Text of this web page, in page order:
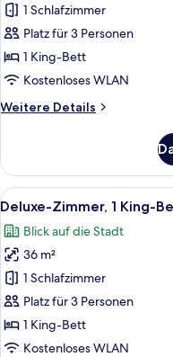
Zimmer,
1 King-
Bett,
Meerblick
anzeigen
1 Schlafzimmer
Platz für 3 Personen
1 King-Bett
Kostenloses WLAN
Weitere Details
Weitere
Zimmer,
1 King-
Bett,
(Balcony)
Alle
Fotos
für
Deluxe-
Zimmer,
1 King-
Bett,
Balkon
8
Deluxe-Zimmer, 1 King-
Blick auf die Stadt
36 m²
1 Schlafzimmer
Platz für 3 Personen
1 King-Bett
Kostenloses WLAN